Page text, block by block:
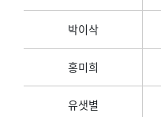
박이삭
홍미희
유샛별